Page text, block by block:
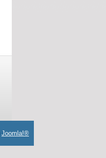
Joomla!®